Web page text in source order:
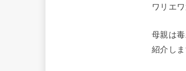
ワリエ
母親は
紹介しま